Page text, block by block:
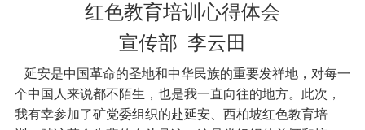
红色教育培训心得体会
宣传部 李云田
延安是中国革命的圣地和中华民族的重要发祥地，对每一
个中国人来说都不陌生，也是我一直向往的地方。此次，
我有幸参加了矿党委组织的赴延安、西柏坡红色教育培